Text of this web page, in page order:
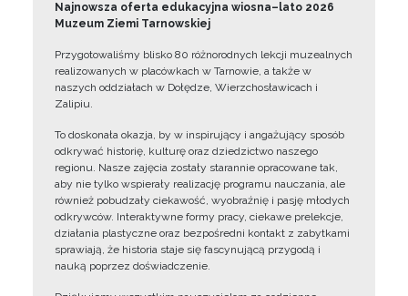
Najnowsza oferta edukacyjna wiosna–lato 2026
Muzeum Ziemi Tarnowskiej
Przygotowaliśmy blisko 80 różnorodnych lekcji muzealnych
realizowanych w placówkach w Tarnowie, a także w
naszych oddziałach w Dołędze, Wierzchosławicach i
Zalipiu.
To doskonała okazja, by w inspirujący i angażujący sposób
odkrywać historię, kulturę oraz dziedzictwo naszego
regionu. Nasze zajęcia zostały starannie opracowane tak,
aby nie tylko wspierały realizację programu nauczania, ale
również pobudzały ciekawość, wyobraźnię i pasję młodych
odkrywców. Interaktywne formy pracy, ciekawe prelekcje,
działania plastyczne oraz bezpośredni kontakt z zabytkami
sprawiają, że historia staje się fascynującą przygodą i
nauką poprzez doświadczenie.